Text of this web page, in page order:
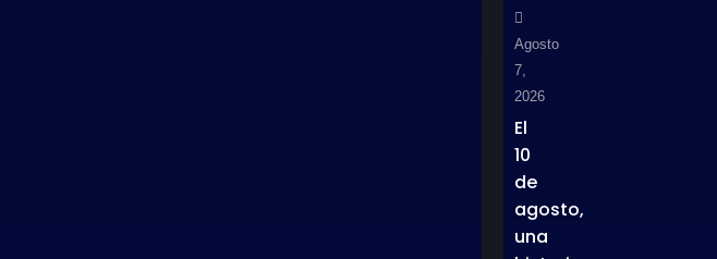
Agosto
7,
2026
El
10
de
agosto,
una